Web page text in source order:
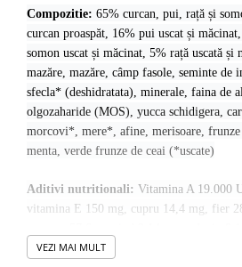
Compozitie: 65% curcan, pui, rață și
curcan proaspăt, 16% pui uscat și
somon uscat și măcinat, 5% rață uscată și
mazăre, mazăre, câmp fasole, seminte de
sfecla* (deshidratata), minerale, faina de
olgozaharide (MOS), yucca schidigera,
morcovi*, mere*, afine, merisoare,
menta, verde frunze de ceai (*uscate)
Aditivi nutritionali: Vitamina A 19.000
vitamina E 150 mg, cupru 14,4 mg, fier
mg, condroitina sulfat 45 mg
VEZI MAI MULT